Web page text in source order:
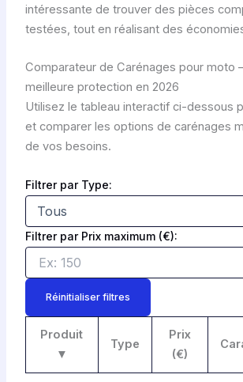
intéressante de trouver des pièces
testées, tout en réalisant des
Comparateur de Carénages pour moto
meilleure protection en 2026
Utilisez le tableau interactif ci-dessous
et comparer les options de carénages
de vos besoins.
Filtrer par Type:
Filtrer par Prix maximum (€):
Réinitialiser filtres
Produit
▼
Type
Prix
(€)